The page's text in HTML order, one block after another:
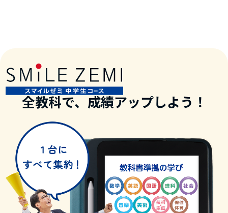
全教科で、成績アップしよう！